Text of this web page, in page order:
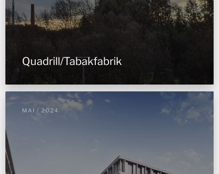
Quadrill/Tabakfabrik
MAI / 2024